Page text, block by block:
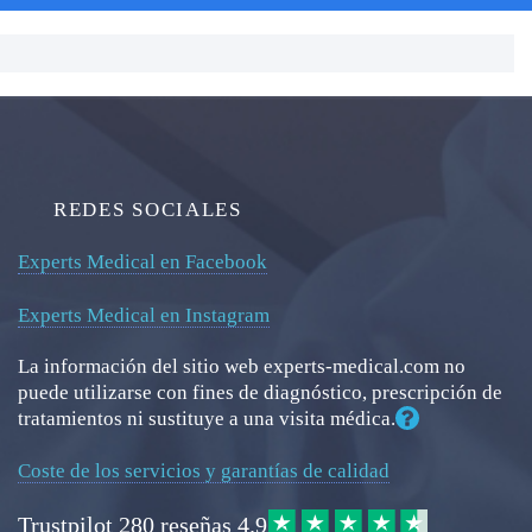
REDES SOCIALES
Experts Medical en Facebook
Experts Medical en Instagram
La información del sitio web experts-medical.com no
puede utilizarse con fines de diagnóstico, prescripción de
tratamientos ni sustituye a una visita médica.
Coste de los servicios y garantías de calidad
Trustpilot 280 reseñas 4.9